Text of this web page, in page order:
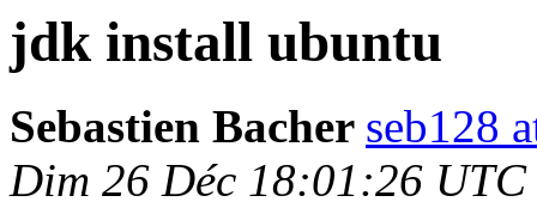
jdk install ubuntu
Sebastien Bacher seb128
Dim 26 Déc 18:01:26 UTC